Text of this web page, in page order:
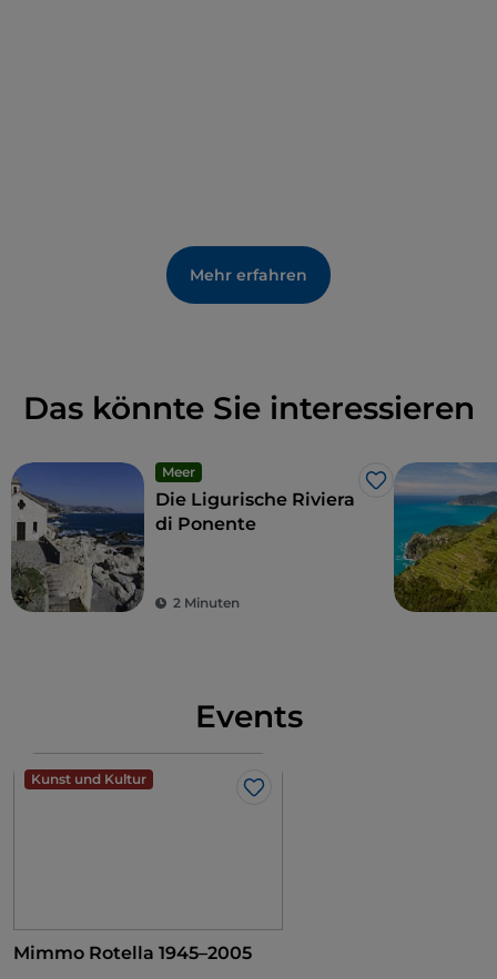
Mehr erfahren
Das könnte Sie interessieren
Meer
Like
Die Ligurische Riviera
di Ponente
2 Minuten
Events
Kunst und Kultur
Like
Mimmo Rotella 1945–2005